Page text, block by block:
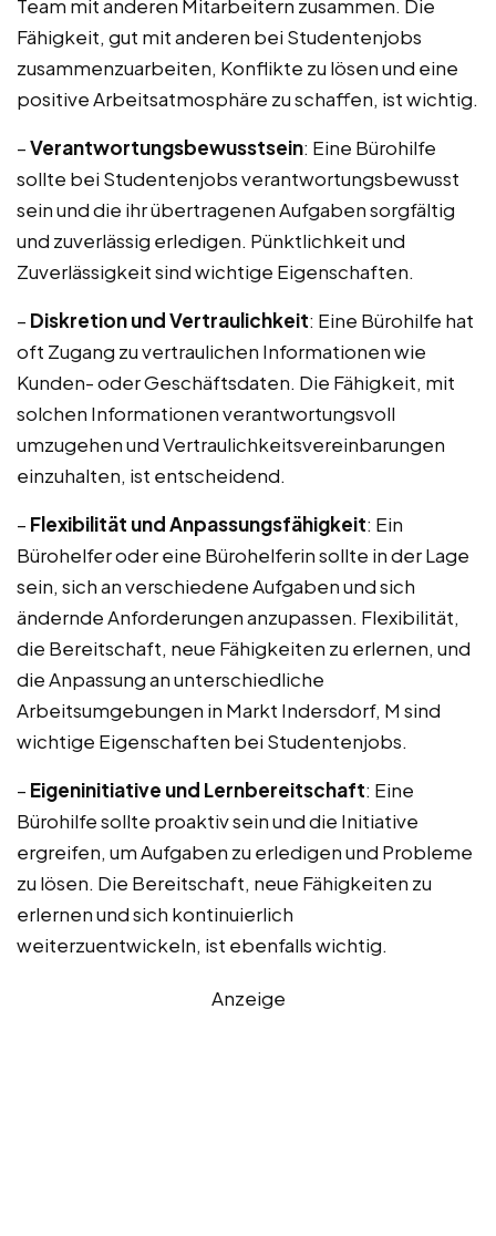
Team mit anderen Mitarbeitern zusammen. Die
Fähigkeit, gut mit anderen bei Studentenjobs
zusammenzuarbeiten, Konflikte zu lösen und eine
positive Arbeitsatmosphäre zu schaffen, ist wichtig.
–Verantwortungsbewusstsein: Eine Bürohilfe
sollte bei Studentenjobs verantwortungsbewusst
sein und die ihr übertragenen Aufgaben sorgfältig
und zuverlässig erledigen. Pünktlichkeit und
Zuverlässigkeit sind wichtige Eigenschaften.
– Diskretion und Vertraulichkeit: Eine Bürohilfe hat
oft Zugang zu vertraulichen Informationen wie
Kunden- oder Geschäftsdaten. Die Fähigkeit, mit
solchen Informationen verantwortungsvoll
umzugehen und Vertraulichkeitsvereinbarungen
einzuhalten, ist entscheidend.
– Flexibilität und Anpassungsfähigkeit: Ein
Bürohelfer oder eine Bürohelferin sollte in der Lage
sein, sich an verschiedene Aufgaben und sich
ändernde Anforderungen anzupassen. Flexibilität,
die Bereitschaft, neue Fähigkeiten zu erlernen, und
die Anpassung an unterschiedliche
Arbeitsumgebungen in Markt Indersdorf, M sind
wichtige Eigenschaften bei Studentenjobs.
– Eigeninitiative und Lernbereitschaft: Eine
Bürohilfe sollte proaktiv sein und die Initiative
ergreifen, um Aufgaben zu erledigen und Probleme
zu lösen. Die Bereitschaft, neue Fähigkeiten zu
erlernen und sich kontinuierlich
weiterzuentwickeln, ist ebenfalls wichtig.
Anzeige